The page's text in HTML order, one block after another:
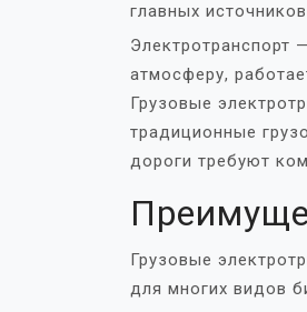
главных
Электротранспорт
атмосферу,
Грузовые
традиционные
дороги требуют
Грузовые
для многих видов